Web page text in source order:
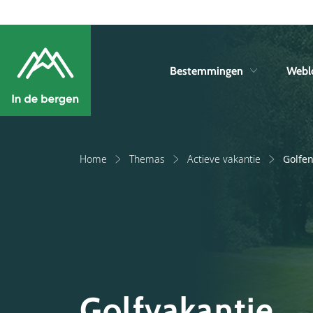
Bestemmingen
Home Themas Actieve vakantie Golfen